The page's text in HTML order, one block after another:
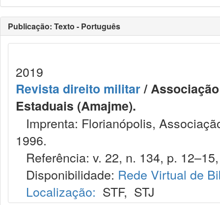
Publicação: Texto - Português
2019
Revista direito militar/
Estaduais (Amajme).
Imprenta: Florianópolis,
1996.
Referência: v. 22, n. 134, p.
Disponibilidade: Rede Virtual de
Localização: STF, STJ